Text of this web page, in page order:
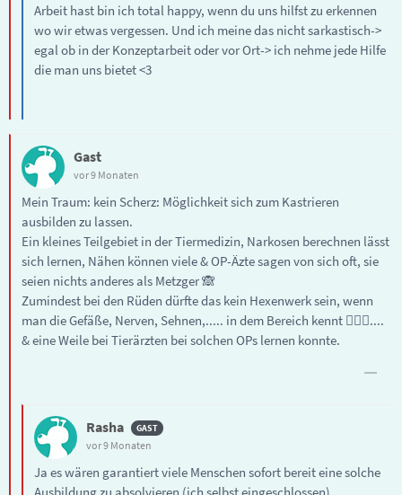
Arbeit hast bin ich total happy, wenn du uns hilfst zu erkennen
wo wir etwas vergessen. Und ich meine das nicht sarkastisch->
egal ob in der Konzeptarbeit oder vor Ort-> ich nehme jede Hilfe
die man uns bietet <3
Gast
vor 9 Monaten
Mein Traum: kein Scherz: Möglichkeit sich zum Kastrieren
ausbilden zu lassen.
Ein kleines Teilgebiet in der Tiermedizin, Narkosen berechnen lässt
sich lernen, Nähen können viele & OP-Äzte sagen von sich oft, sie
seien nichts anderes als Metzger 🙈
Zumindest bei den Rüden dürfte das kein Hexenwerk sein, wenn
man die Gefäße, Nerven, Sehnen,..... in dem Bereich kennt 🤷🏻‍♀️....
& eine Weile bei Tierärzten bei solchen OPs lernen konnte.
Rasha
vor 9 Monaten
Ja es wären garantiert viele Menschen sofort bereit eine solche